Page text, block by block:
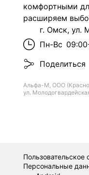
комфортными
расширяем
г. Омск, ул.
Пн-Вс
Поделиться
Альфа-М, ООО
ул.
Пользовательское
Персональные